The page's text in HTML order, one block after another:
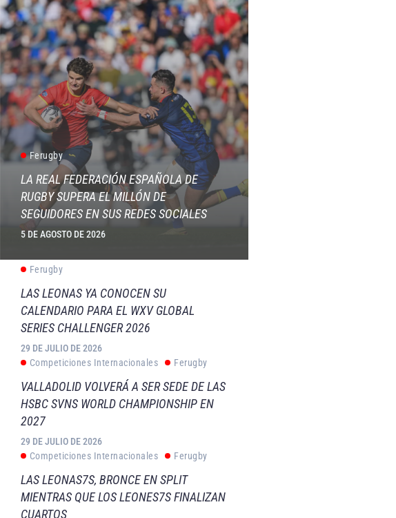
Ferugby
LA REAL FEDERACIÓN ESPAÑOLA DE
RUGBY SUPERA EL MILLÓN DE
SEGUIDORES EN SUS REDES SOCIALES
5 DE AGOSTO DE 2026
Ferugby
LAS LEONAS YA CONOCEN SU
CALENDARIO PARA EL WXV GLOBAL
SERIES CHALLENGER 2026
29 DE JULIO DE 2026
Competiciones Internacionales
Ferugby
VALLADOLID VOLVERÁ A SER SEDE DE LAS
HSBC SVNS WORLD CHAMPIONSHIP EN
2027
29 DE JULIO DE 2026
Competiciones Internacionales
Ferugby
LAS LEONAS7S, BRONCE EN SPLIT
MIENTRAS QUE LOS LEONES7S FINALIZAN
CUARTOS